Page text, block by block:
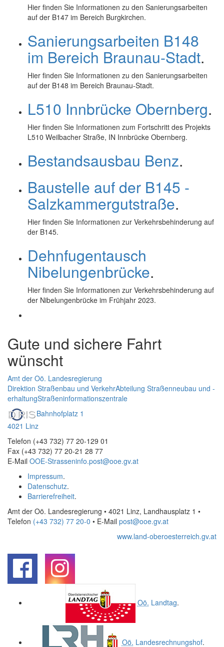
Hier finden Sie Informationen zu den Sanierungsarbeiten
auf der B147 im Bereich Burgkirchen.
Sanierungsarbeiten B148
im Bereich Braunau-Stadt.
Hier finden Sie Informationen zu den Sanierungsarbeiten
auf der B148 im Bereich Braunau-Stadt.
L510 Innbrücke Obernberg.
Hier finden Sie Informationen zum Fortschritt des Projekts
L510 Weilbacher Straße, IN Innbrücke Obernberg.
Bestandsausbau Benz.
Baustelle auf der B145 -
Salzkammergutstraße.
Hier finden Sie Informationen zur Verkehrsbehinderung auf
der B145.
Dehnfugentausch
Nibelungenbrücke.
Hier finden Sie Informationen zur Verkehrsbehinderung auf
der Nibelungenbrücke im Frühjahr 2023.
Gute und sichere Fahrt
wünscht
Amt der Oö. Landesregierung
Direktion Straßenbau und VerkehrAbteilung Straßenneubau und -
erhaltungStraßeninformationszentrale
Bahnhofplatz 1
4021 Linz
Telefon (+43 732) 77 20-129 01
Fax (+43 732) 77 20-21 28 77
E-Mail OOE-Strasseninfo.post@ooe.gv.at
Impressum.
Datenschutz.
Barrierefreiheit.
Amt der Oö. Landesregierung • 4021 Linz, Landhausplatz 1 •
Telefon (+43 732) 77 20-0 • E-Mail post@ooe.gv.at
www.land-oberoesterreich.gv.at
Oö. Landtag.
Oö. Landesrechnungshof.